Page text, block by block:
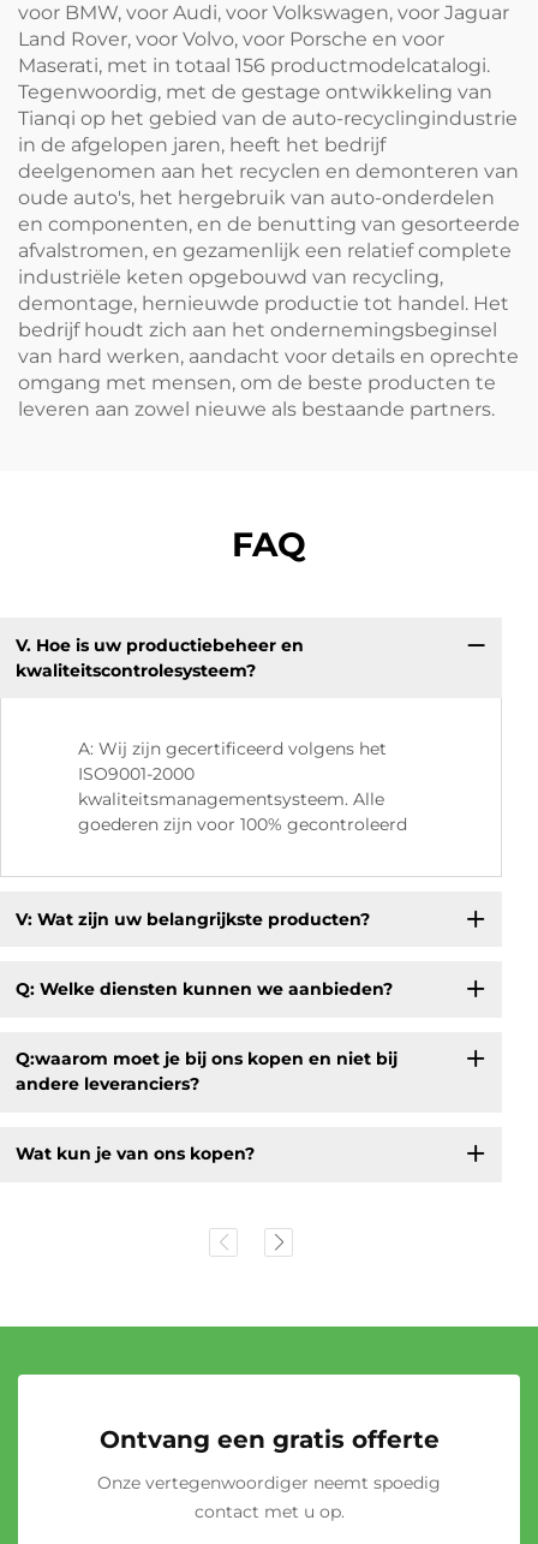
voor BMW, voor Audi, voor Volkswagen, voor Jaguar
Land Rover, voor Volvo, voor Porsche en voor
Maserati, met in totaal 156 productmodelcatalogi.
Tegenwoordig, met de gestage ontwikkeling van
Tianqi op het gebied van de auto-recyclingindustrie
in de afgelopen jaren, heeft het bedrijf
deelgenomen aan het recyclen en demonteren van
oude auto's, het hergebruik van auto-onderdelen
en componenten, en de benutting van gesorteerde
afvalstromen, en gezamenlijk een relatief complete
industriële keten opgebouwd van recycling,
demontage, hernieuwde productie tot handel. Het
bedrijf houdt zich aan het ondernemingsbeginsel
van hard werken, aandacht voor details en oprechte
omgang met mensen, om de beste producten te
leveren aan zowel nieuwe als bestaande partners.
FAQ
V. Hoe is uw productiebeheer en
kwaliteitscontrolesysteem?
A: Wij zijn gecertificeerd volgens het
ISO9001-2000
kwaliteitsmanagementsysteem. Alle
goederen zijn voor 100% gecontroleerd
V: Wat zijn uw belangrijkste producten?
Q: Welke diensten kunnen we aanbieden?
Q:waarom moet je bij ons kopen en niet bij
andere leveranciers?
Wat kun je van ons kopen?
Ontvang een gratis offerte
Onze vertegenwoordiger neemt spoedig
contact met u op.